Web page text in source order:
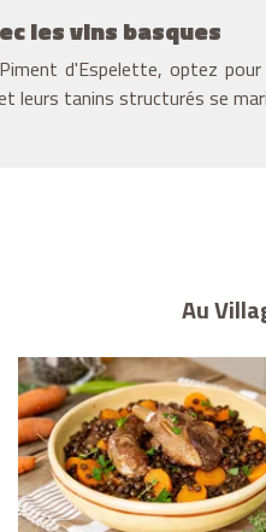
les vins basques
d'Espelette, optez
leurs tanins structurés se
Au